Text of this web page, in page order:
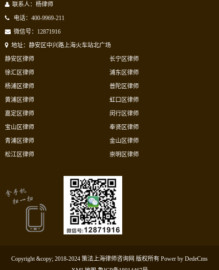
联系人：杨律师
电话：400-9969-211
微信号：12871916
地址：静安区中兴路上海火车站北广场
静安区律师
徐汇区律师
杨浦区律师
黄浦区律师
长宁区律师
浦东区律师
普陀区律师
虹口区律师
嘉定区律师
宝山区律师
青浦区律师
松江区律师
闵行区律师
奉贤区律师
金山区律师
崇明区律师
Copyright &copy; 2018-2024 策法上海律师咨询网 版权所有 Power by DedeCms